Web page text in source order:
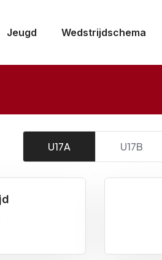
Jeugd Wedstrijdschema
U17A U17B